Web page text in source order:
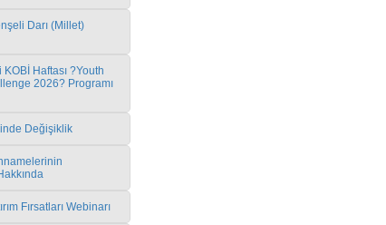
Darı (Millet)
Haftası ?Youth
2026? Programı
Değişiklik
Fırsatları Webinarı